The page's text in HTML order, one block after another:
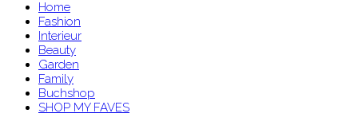
Home
Fashion
Interieur
Beauty
Garden
Family
Buchshop
SHOP MY FAVES